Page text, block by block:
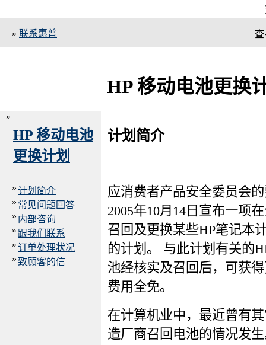
» 联系惠普 查
HP 移动电池更换
»
HP 移动电池
更换计划
»计划简介
» 常见问题回答
» 内部咨询
» 跟我们联系
»订单处理状况
» 致顾客的信
计划简介
应消费者产品安全委员会
2005年10月14日宣布一项
召回及更换某些HP笔记本
的计划。 与此计划有关的
池经核实及召回后，可获
费用全免。
在计算机业中，最近曾有
造厂商召回电池的情况发